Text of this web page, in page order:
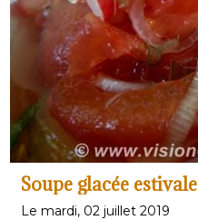
Soupe glacée estivale
Le mardi, 02 juillet 2019